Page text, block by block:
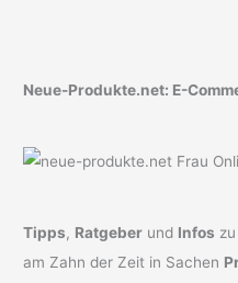
Neue-Produkte.net: E-
Tipps, Ratgeber und Infos zu
am Zahn der Zeit in Sachen